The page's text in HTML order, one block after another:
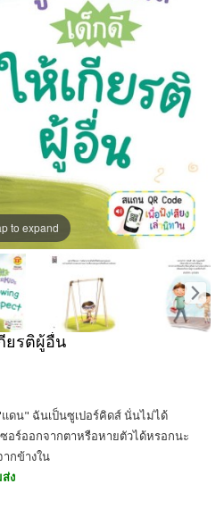
to expand
ยรติผู้อื่น
แดน" ฉันเป็นซูเปอร์คิดส์ นั่นไม่ได้
อร์ออกจากตาหรือหายตัวได้หรอกนะ
กข้างใน
ง